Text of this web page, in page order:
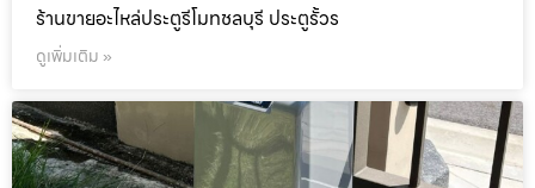
ร้านขายอะไหล่ประตูรีโมทชลบุรี ประตูรั้วร
ดูเพิ่มเติม »